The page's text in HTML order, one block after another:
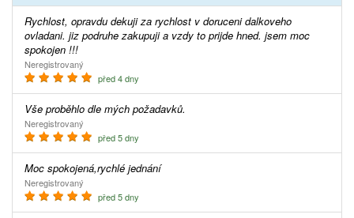
Rychlost, opravdu dekuji za rychlost v doruceni dalkoveho
ovladani. jiz podruhe zakupuji a vzdy to prijde hned. jsem moc
spokojen !!!
Neregistrovaný
před 4 dny
Vše proběhlo dle mých požadavků.
Neregistrovaný
před 5 dny
Moc spokojená,rychlé jednání
Neregistrovaný
před 5 dny